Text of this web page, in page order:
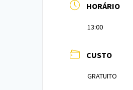
HORÁRIO
13:00
CUSTO
GRATUITO